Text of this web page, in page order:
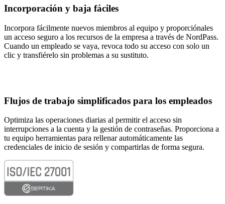
Incorporación y baja fáciles
Incorpora fácilmente nuevos miembros al equipo y proporciónales
un acceso seguro a los recursos de la empresa a través de NordPass.
Cuando un empleado se vaya, revoca todo su acceso con solo un
clic y transfiérelo sin problemas a su sustituto.
Flujos de trabajo simplificados para los empleados
Optimiza las operaciones diarias al permitir el acceso sin
interrupciones a la cuenta y la gestión de contraseñas. Proporciona a
tu equipo herramientas para rellenar automáticamente las
credenciales de inicio de sesión y compartirlas de forma segura.